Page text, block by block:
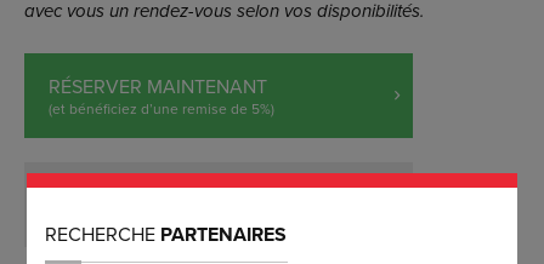
avec vous un rendez-vous selon vos disponibilités.
RÉSERVER MAINTENANT
(et bénéficiez d’une remise de 5%)
RECHERCHE PARTENAIRES